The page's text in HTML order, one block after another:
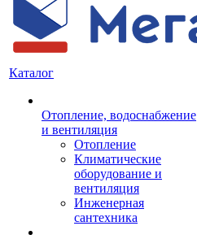
Каталог
Отопление, водоснабжение
и вентиляция
Отопление
Климатические
оборудование и
вентиляция
Инженерная
сантехника